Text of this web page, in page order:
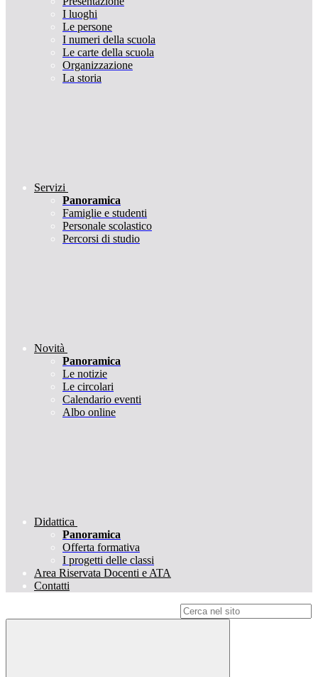
I luoghi
Le persone
I numeri della scuola
Le carte della scuola
Organizzazione
La storia
Servizi
Panoramica
Famiglie e studenti
Personale scolastico
Percorsi di studio
Novità
Panoramica
Le notizie
Le circolari
Calendario eventi
Albo online
Didattica
Panoramica
Offerta formativa
I progetti delle classi
Area Riservata Docenti e ATA
Contatti